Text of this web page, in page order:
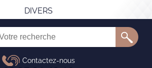
DIVERS